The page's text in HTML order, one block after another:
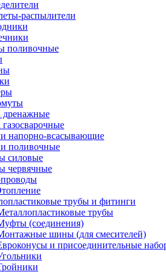
распылители
поливочные
дренажные
газосварочные
напорно-всасывающие
поливочные
силовые
червячные
трубы и фитинги
трубы
(соединения)
шины (для смесителей)
и присоединительные